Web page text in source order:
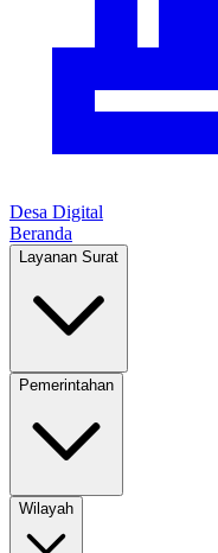
Desa Digital
Beranda
Layanan Surat
Pemerintahan
Wilayah